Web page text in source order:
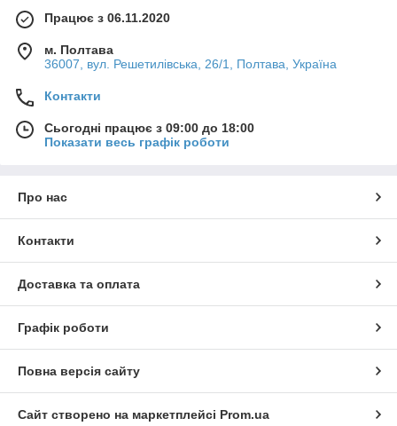
Працює з 06.11.2020
м. Полтава
36007, вул. Решетилівська, 26/1, Полтава, Україна
Контакти
Сьогодні працює з 09:00 до 18:00
Показати весь графік роботи
Про нас
Контакти
Доставка та оплата
Графік роботи
Повна версія сайту
Сайт створено на маркетплейсі Prom.ua